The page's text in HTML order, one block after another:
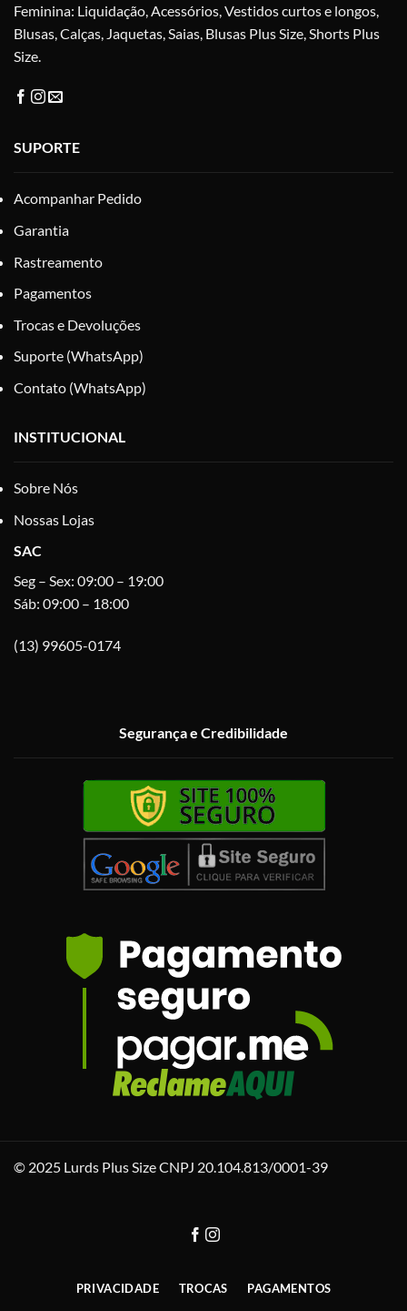
Feminina: Liquidação, Acessórios, Vestidos curtos e longos,
Blusas, Calças, Jaquetas, Saias, Blusas Plus Size, Shorts Plus
Size.
SUPORTE
Acompanhar Pedido
Garantia
Rastreamento
Pagamentos
Trocas e Devoluções
Suporte (WhatsApp)
Contato (WhatsApp)
INSTITUCIONAL
Sobre Nós
Nossas Lojas
SAC
Seg – Sex: 09:00 – 19:00
Sáb: 09:00 – 18:00
(13) 99605-0174
Segurança e Credibilidade
© 2025 Lurds Plus Size CNPJ 20.104.813/0001-39
PRIVACIDADE TROCAS PAGAMENTOS